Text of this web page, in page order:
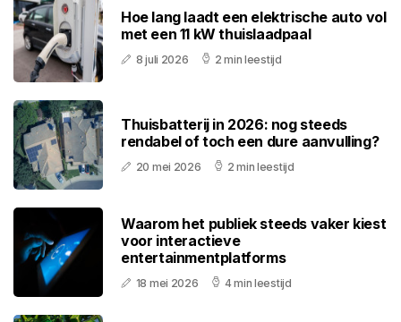
Hoe lang laadt een elektrische auto vol
met een 11 kW thuislaadpaal
8 juli 2026 2 min leestijd
Thuisbatterij in 2026: nog steeds
rendabel of toch een dure aanvulling?
20 mei 2026 2 min leestijd
Waarom het publiek steeds vaker kiest
voor interactieve
entertainmentplatforms
18 mei 2026 4 min leestijd